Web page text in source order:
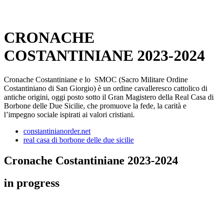
CRONACHE
COSTANTINIANE 2023-2024
Cronache Costantiniane e lo SMOC (Sacro Militare Ordine
Costantiniano di San Giorgio) è un ordine cavalleresco cattolico di
antiche origini, oggi posto sotto il Gran Magistero della Real Casa di
Borbone delle Due Sicilie, che promuove la fede, la carità e
l’impegno sociale ispirati ai valori cristiani.
constantinianorder.net
real casa di borbone delle due sicilie
Cronache Costantiniane 2023-2024
in progress